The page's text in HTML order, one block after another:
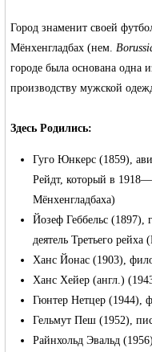
Германии -
MEINLAND.
RU
Город знаменит своей
Мёнхенгладбах (нем.
городе была основана одна
производству мужской
Здесь Родились:
Гуго Юнкерс (1859),
Рейдт, который в
Мёнхенгладбаха)
Йозеф Геббельс (1897),
деятель Третьего рейха
Ханс Йонас (1903),
Ханс Хейер (англ.)
Гюнтер Нетцер (1944),
Гельмут Пеш (1952),
Райнхольд Эвальд